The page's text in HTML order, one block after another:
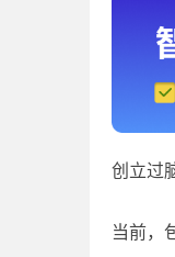
创立过
当前，